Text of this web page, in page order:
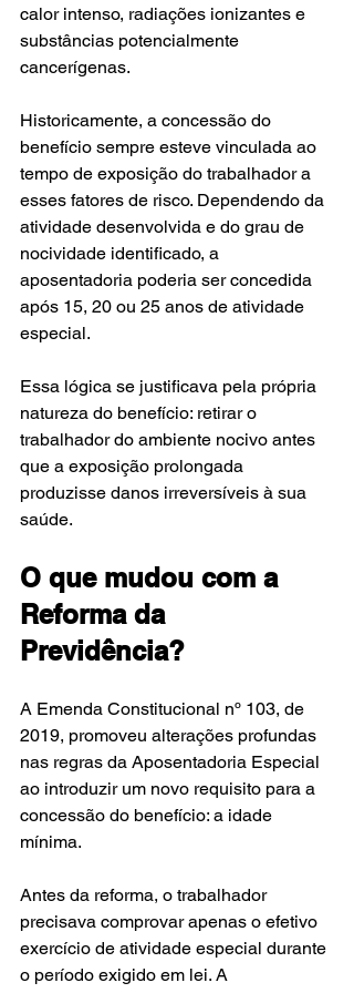
calor intenso, radiações ionizantes e
substâncias potencialmente
cancerígenas.
Historicamente, a concessão do
benefício sempre esteve vinculada ao
tempo de exposição do trabalhador a
esses fatores de risco. Dependendo da
atividade desenvolvida e do grau de
nocividade identificado, a
aposentadoria poderia ser concedida
após 15, 20 ou 25 anos de atividade
especial.
Essa lógica se justificava pela própria
natureza do benefício: retirar o
trabalhador do ambiente nocivo antes
que a exposição prolongada
produzisse danos irreversíveis à sua
saúde.
O que mudou com a
Reforma da
Previdência?
A Emenda Constitucional nº 103, de
2019, promoveu alterações profundas
nas regras da Aposentadoria Especial
ao introduzir um novo requisito para a
concessão do benefício: a idade
mínima.
Antes da reforma, o trabalhador
precisava comprovar apenas o efetivo
exercício de atividade especial durante
o período exigido em lei. A